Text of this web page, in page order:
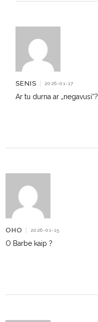
SENIS | 2026-01-17
Ar tu durna ar „negavusi“?
OHO | 2026-01-15
O Barbe kaip ?